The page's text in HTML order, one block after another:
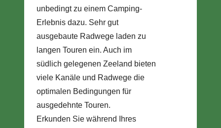
unbedingt zu einem Camping-
Erlebnis dazu. Sehr gut
ausgebaute Radwege laden zu
langen Touren ein. Auch im
südlich gelegenen Zeeland bieten
viele Kanäle und Radwege die
optimalen Bedingungen für
ausgedehnte Touren.
Erkunden Sie während Ihres